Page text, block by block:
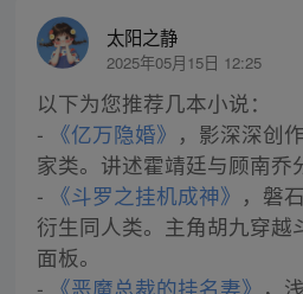
太阳之静
2025年05月15日 12:25
以下为您推荐几本小说：
- 《亿万隐婚》 ，影深深创
家类。讲述霍靖廷与顾南乔
- 《斗罗之挂机成神》 ，磐
衍生同人类。主角胡九穿越
面板。
- 《恶魔总裁的挂名妻》 ，